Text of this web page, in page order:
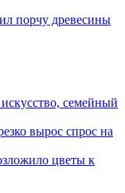
порчу древесины
семейный
вырос спрос на
цветы к